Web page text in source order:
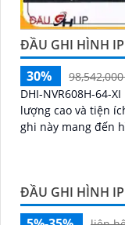
ĐẦU GHI HÌNH
30%
DHI-NVR608H-64-
lượng cao và tiện ích. Với độ phân giải lên đến 32
ghi này mang đến
ĐẦU GHI HÌNH